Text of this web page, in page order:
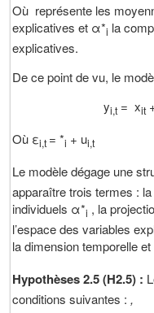
Où représente les
explicatives et α*i la
explicatives.
De ce point de vu, le
yi,t= xit
Où εi,t= *i + ui,t
Le modèle dégage une
apparaître trois termes :
individuels α*i , la
l’espace des variables
la dimension temporelle
Hypothèses 2.5 (H2.5) :
conditions suivantes : ,